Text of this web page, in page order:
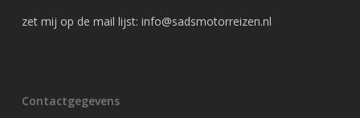
zet mij op de mail lijst: info@sadsmotorreizen.nl
Contactgegevens